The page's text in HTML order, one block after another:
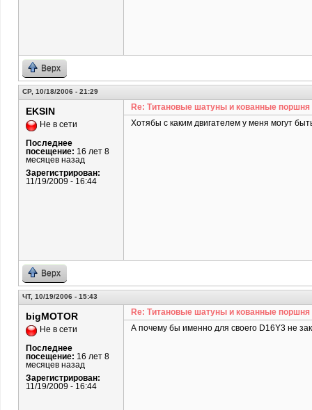
Верх
СР, 10/18/2006 - 21:29
EKSIN
Не в сети
Последнее
посещение: 16 лет 8
месяцев назад
Зарегистрирован:
11/19/2009 - 16:44
Re: Титановые шатуны и кованные поршня
Хотябы с каким двигателем у меня могут
Верх
ЧТ, 10/19/2006 - 15:43
bigMOTOR
Не в сети
Последнее
посещение: 16 лет 8
месяцев назад
Зарегистрирован:
11/19/2009 - 16:44
Re: Титановые шатуны и кованные поршня
А почему бы именно для своего D16Y3 не